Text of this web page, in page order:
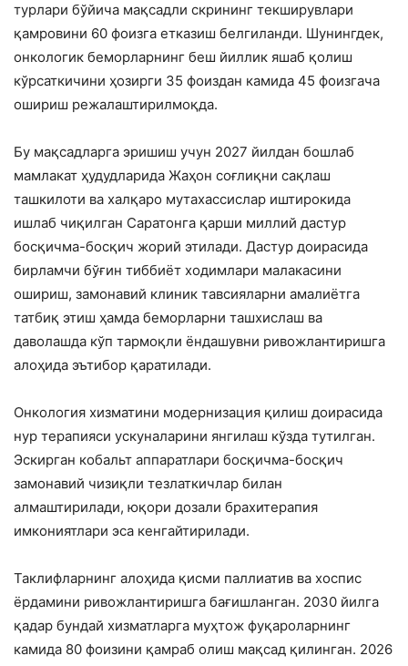
турлари бўйича мақсадли скрининг текширувлари
қамровини 60 фоизга етказиш белгиланди. Шунингдек,
онкологик беморларнинг беш йиллик яшаб қолиш
кўрсаткичини ҳозирги 35 фоиздан камида 45 фоизгача
ошириш режалаштирилмоқда.
Бу мақсадларга эришиш учун 2027 йилдан бошлаб
мамлакат ҳудудларида Жаҳон соғлиқни сақлаш
ташкилоти ва халқаро мутахассислар иштирокида
ишлаб чиқилган Саратонга қарши миллий дастур
босқичма-босқич жорий этилади. Дастур доирасида
бирламчи бўғин тиббиёт ходимлари малакасини
ошириш, замонавий клиник тавсияларни амалиётга
татбиқ этиш ҳамда беморларни ташхислаш ва
даволашда кўп тармоқли ёндашувни ривожлантиришга
алоҳида эътибор қаратилади.
Онкология хизматини модернизация қилиш доирасида
нур терапияси ускуналарини янгилаш кўзда тутилган.
Эскирган кобальт аппаратлари босқичма-босқич
замонавий чизиқли тезлаткичлар билан
алмаштирилади, юқори дозали брахитерапия
имкониятлари эса кенгайтирилади.
Таклифларнинг алоҳида қисми паллиатив ва хоспис
ёрдамини ривожлантиришга бағишланган. 2030 йилга
қадар бундай хизматларга муҳтож фуқароларнинг
камида 80 фоизини қамраб олиш мақсад қилинган. 2026